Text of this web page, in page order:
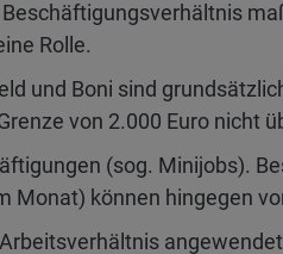
Rolle.
und Boni sind
von 2.000 Euro nicht
(sog. Minijobs).
Monat) können hingegen